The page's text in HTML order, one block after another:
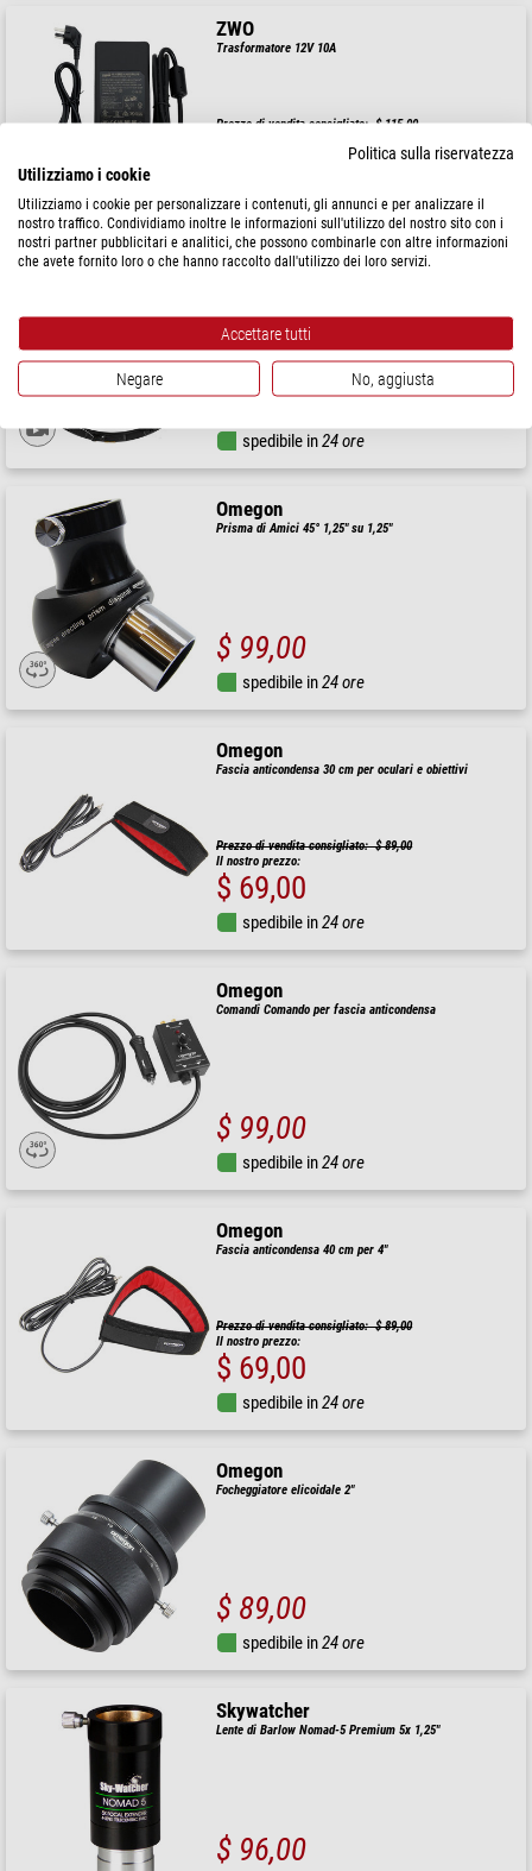
ZWO
Trasformatore 12V 10A
Prezzo di vendita consigliato: $ 115,00
spedibile in24 ore
Celestron
$ 80,00
spedibile in24 ore
Omegon
Prisma di Amici 45° 1,25" su 1,25"
$ 99,00
spedibile in24 ore
Omegon
Fascia anticondensa 30 cm per oculari e obiettivi
Prezzo di vendita consigliato: $ 89,00
Il nostro prezzo:
$ 69,00
spedibile in24 ore
Omegon
Comandi Comando per fascia anticondensa
$ 99,00
spedibile in24 ore
Omegon
Fascia anticondensa 40 cm per 4"
Prezzo di vendita consigliato: $ 89,00
Il nostro prezzo:
$ 69,00
spedibile in24 ore
Omegon
Focheggiatore elicoidale 2"
$ 89,00
spedibile in24 ore
Skywatcher
Lente di Barlow Nomad-5 Premium 5x 1,25"
$ 96,00
Politica sulla riservatezza
Utilizziamo i cookie
Utilizziamo i cookie per personalizzare i contenuti, gli annunci e per analizzare il
nostro traffico. Condividiamo inoltre le informazioni sull'utilizzo del nostro sito con i
nostri partner pubblicitari e analitici, che possono combinarle con altre informazioni
che avete fornito loro o che hanno raccolto dall'utilizzo dei loro servizi.
Accettare tutti
Negare No, aggiusta